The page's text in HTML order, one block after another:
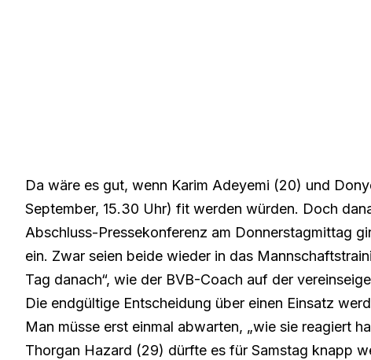
Da wäre es gut, wenn Karim Adeyemi (20) und
September, 15.30 Uhr) fit werden würden. Doch
Abschluss-Pressekonferenz am Donnerstagmittag
ein. Zwar seien beide wieder in das
Tag danach“, wie der BVB-Coach auf der
Die endgültige Entscheidung über einen Einsatz
Man müsse erst einmal abwarten, „wie sie reagiert
Thorgan Hazard (29) dürfte es für Samstag knapp